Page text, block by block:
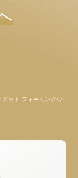
ット フォーミングウ